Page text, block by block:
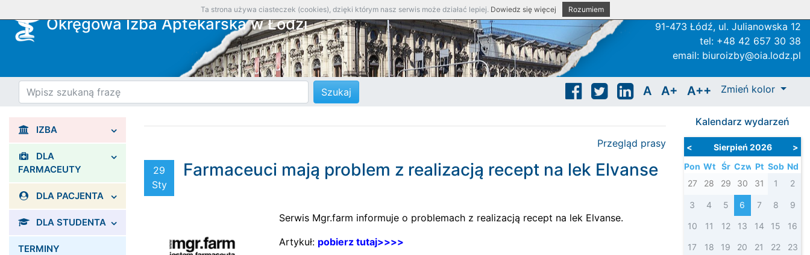
Okręgowa Izba Aptekarska w Łodzi
91-473 Łódź, ul. Julianowska 12
tel: +48 42 657 30 38
email: biuroizby@oia.lodz.pl
A A+ A++ Zmień kolor
IZBA
DLA
FARMACEUTY
DLA PACJENTA
DLA STUDENTA
TERMINY
Przegląd prasy
29
Sty
Farmaceuci mają problem z realizacją recept na lek Elvanse
Serwis Mgr.farm informuje o problemach z realizacją recept na lek Elvanse.
Artykuł: pobierz tutaj>>>>
Kalendarz wydarzeń
< Sierpień 2026
>
Pon Wt Śr Czw Pt Sob Nd
27
28 29 30 31 1 2
3 4 5 6 7 8 9
10 11 12 13 14 15 16
17 18 19 20 21 22 23
Ta strona używa ciasteczek (cookies), dzięki którym nasz serwis może działać lepiej. Dowiedz się więcej Rozumiem